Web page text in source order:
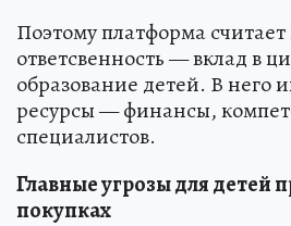
Поэтому платформа считает
ответсвенность — вклад в
образование детей. В него
ресурсы — финансы,
специалистов.
Главные угрозы для детей
покупках